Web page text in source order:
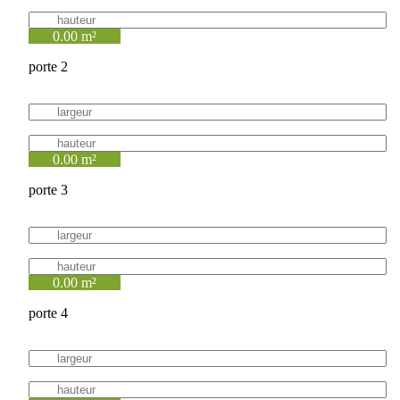
0.00 m²
porte 2
0.00 m²
porte 3
0.00 m²
porte 4